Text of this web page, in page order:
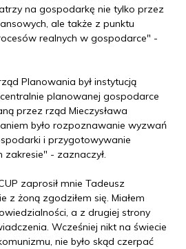
na gospodarkę nie tylko przez
ale także z punktu
realnych w gospodarce" -
Planowania był instytucją
planowanej gospodarce
przez rząd Mieczysława
było rozpoznawanie wyzwań
i przygotowywanie
- zaznaczył.
zaprosił mnie Tadeusz
z żoną zgodziłem się. Miałem
a z drugiej strony
Wcześniej nikt na świecie
nie było skąd czerpać